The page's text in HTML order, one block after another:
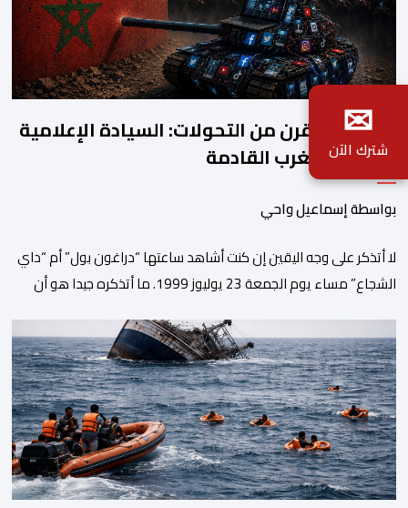
خلاصة ربع قرن من التحولات: السيادة الإعلامية
معركة المغرب القادمة
بواسطة إسماعيل واحي
لا أتذكر على وجه اليقين إن كنت أشاهد ساعتها “دراغون بول” أم “داي
الشجاع” مساء يوم الجمعة 23 يوليوز 1999. ما أتذكره جيدا هو أن
تلاوة القرآن الكريم، ثم جاء الإعلان الرسمي عن وفاة الملك الحسن
الثاني طيب الله ثراه، رافقته هيستيريا من البكاء داخل المنزل […]
✉
شترك الآن